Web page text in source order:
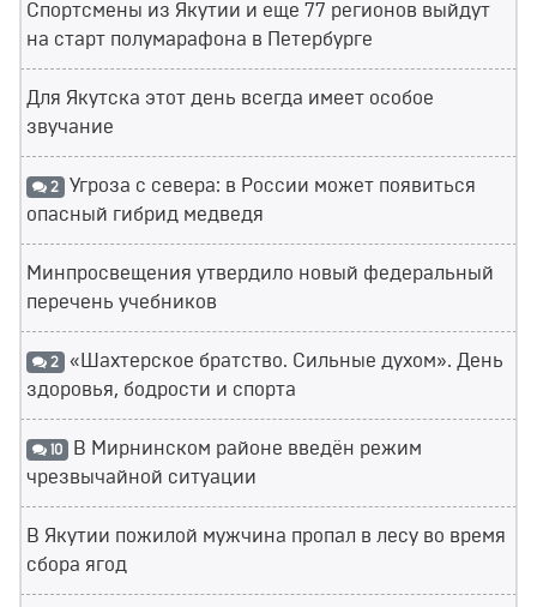
Спортсмены из Якутии и еще 77 регионов выйдут
на старт полумарафона в Петербурге
Для Якутска этот день всегда имеет особое
звучание
2 Угроза с севера: в России может появиться
опасный гибрид медведя
Минпросвещения утвердило новый федеральный
перечень учебников
2 «Шахтерское братство. Сильные духом». День
здоровья, бодрости и спорта
10 В Мирнинском районе введён режим
чрезвычайной ситуации
В Якутии пожилой мужчина пропал в лесу во время
сбора ягод